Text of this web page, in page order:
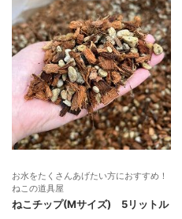
お水をたくさんあげたい方におすすめ！
ねこの道具屋
ねこチップ(Mサイズ) 5リットル